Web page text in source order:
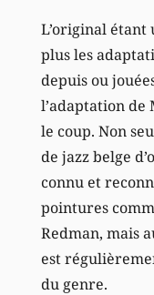
L’original étant
plus les
depuis ou
l’adaptation de
le coup. Non
de jazz belge
connu et
pointures
Redman, mais
est
du genre.